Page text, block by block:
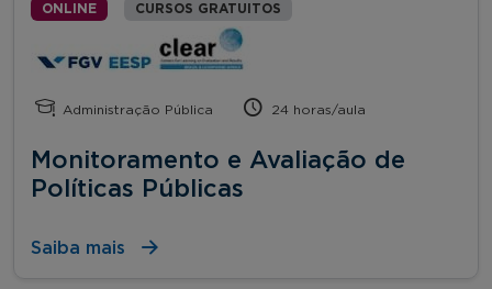
ONLINE CURSOS GRATUITOS
Administração Pública 24 horas/aula
Monitoramento e Avaliação de
Políticas Públicas
Saiba mais